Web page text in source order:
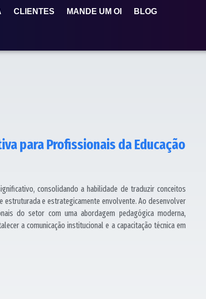
CLIENTES MANDE UM OI BLOG
para Profissionais da Educação
consolidando a habilidade de traduzir conceitos
estruturada e estrategicamente envolvente. Ao desenvolver
do setor com uma abordagem pedagógica moderna,
a comunicação institucional e a capacitação técnica em